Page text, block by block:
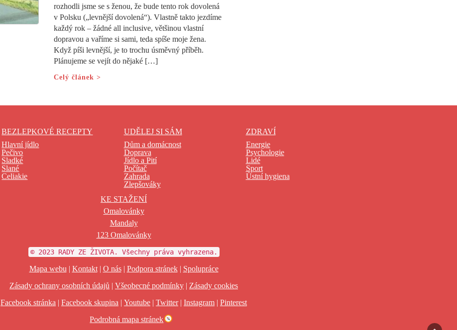
rozhodli jsme se s ženou, že bude tento rok dovolená
v Polsku („levnější dovolená“). Vlastně takto jezdíme
každý rok – žádné all inclusive, většinou vlastní
dopravou a vaříme si sami, teda spíše moje žena.
Když píši levnější, je to trochu úsměvný příběh.
Plánujeme se vejít do nějaké […]
Celý článek >
BEZLEPKOVÉ RECEPTY
Hlavní jídlo
Pečivo
Sladké
Slané
Celiakie
UDĚLEJ SI SÁM
Dům a domácnost
Doprava
Jídlo a Pití
Počítač
Zahrada
Zlepšováky
ZDRAVÍ
Energie
Psychologie
Lidé
Sport
Ústní hygiena
KE STAŽENÍ
Omalovánky
Mandaly
123 Omalovánky
© 2023 RADY ZE ŽIVOTA. Všechny práva vyhrazena.
Mapa webu | Kontakt| O nás| Podpora stránek| Spolupráce
Zásady ochrany osobních údajů | Všeobecné podmínky | Zásady cookies
Facebook stránka | Facebook skupina | Youtube | Twitter| Instagram | Pinterest
Podrobná mapa stránek